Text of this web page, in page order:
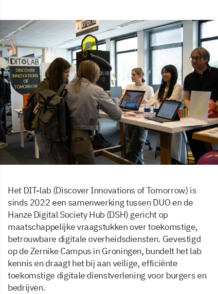
Het DIT-lab (Discover Innovations of Tomorrow) is
sinds 2022 een samenwerking tussen DUO en de
Hanze Digital Society Hub (DSH) gericht op
maatschappelijke vraagstukken over toekomstige,
betrouwbare digitale overheidsdiensten. Gevestigd
op de Zernike Campus in Groningen, bundelt het lab
kennis en draagt het bij aan veilige, efficiënte
toekomstige digitale dienstverlening voor burgers en
bedrijven.